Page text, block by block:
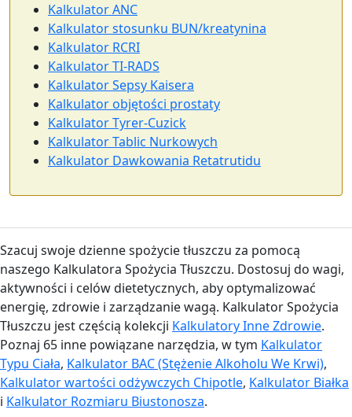
Kalkulator ANC
Kalkulator stosunku BUN/kreatynina
Kalkulator RCRI
Kalkulator TI-RADS
Kalkulator Sepsy Kaisera
Kalkulator objętości prostaty
Kalkulator Tyrer-Cuzick
Kalkulator Tablic Nurkowych
Kalkulator Dawkowania Retatrutidu
Szacuj swoje dzienne spożycie tłuszczu za pomocą
naszego Kalkulatora Spożycia Tłuszczu. Dostosuj do wagi,
aktywności i celów dietetycznych, aby optymalizować
energię, zdrowie i zarządzanie wagą. Kalkulator Spożycia
Tłuszczu jest częścią kolekcji Kalkulatory Inne Zdrowie.
Poznaj 65 inne powiązane narzędzia, w tym Kalkulator
Typu Ciała, Kalkulator BAC (Stężenie Alkoholu We Krwi),
Kalkulator wartości odżywczych Chipotle, Kalkulator Białka
i Kalkulator Rozmiaru Biustonosza.